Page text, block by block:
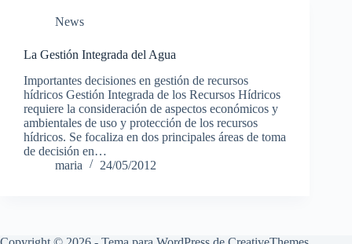
News
La Gestión Integrada del Agua
Importantes decisiones en gestión de recursos
hídricos Gestión Integrada de los Recursos Hídricos
requiere la consideración de aspectos económicos y
ambientales de uso y protección de los recursos
hídricos. Se focaliza en dos principales áreas de toma
de decisión en…
maria
24/05/2012